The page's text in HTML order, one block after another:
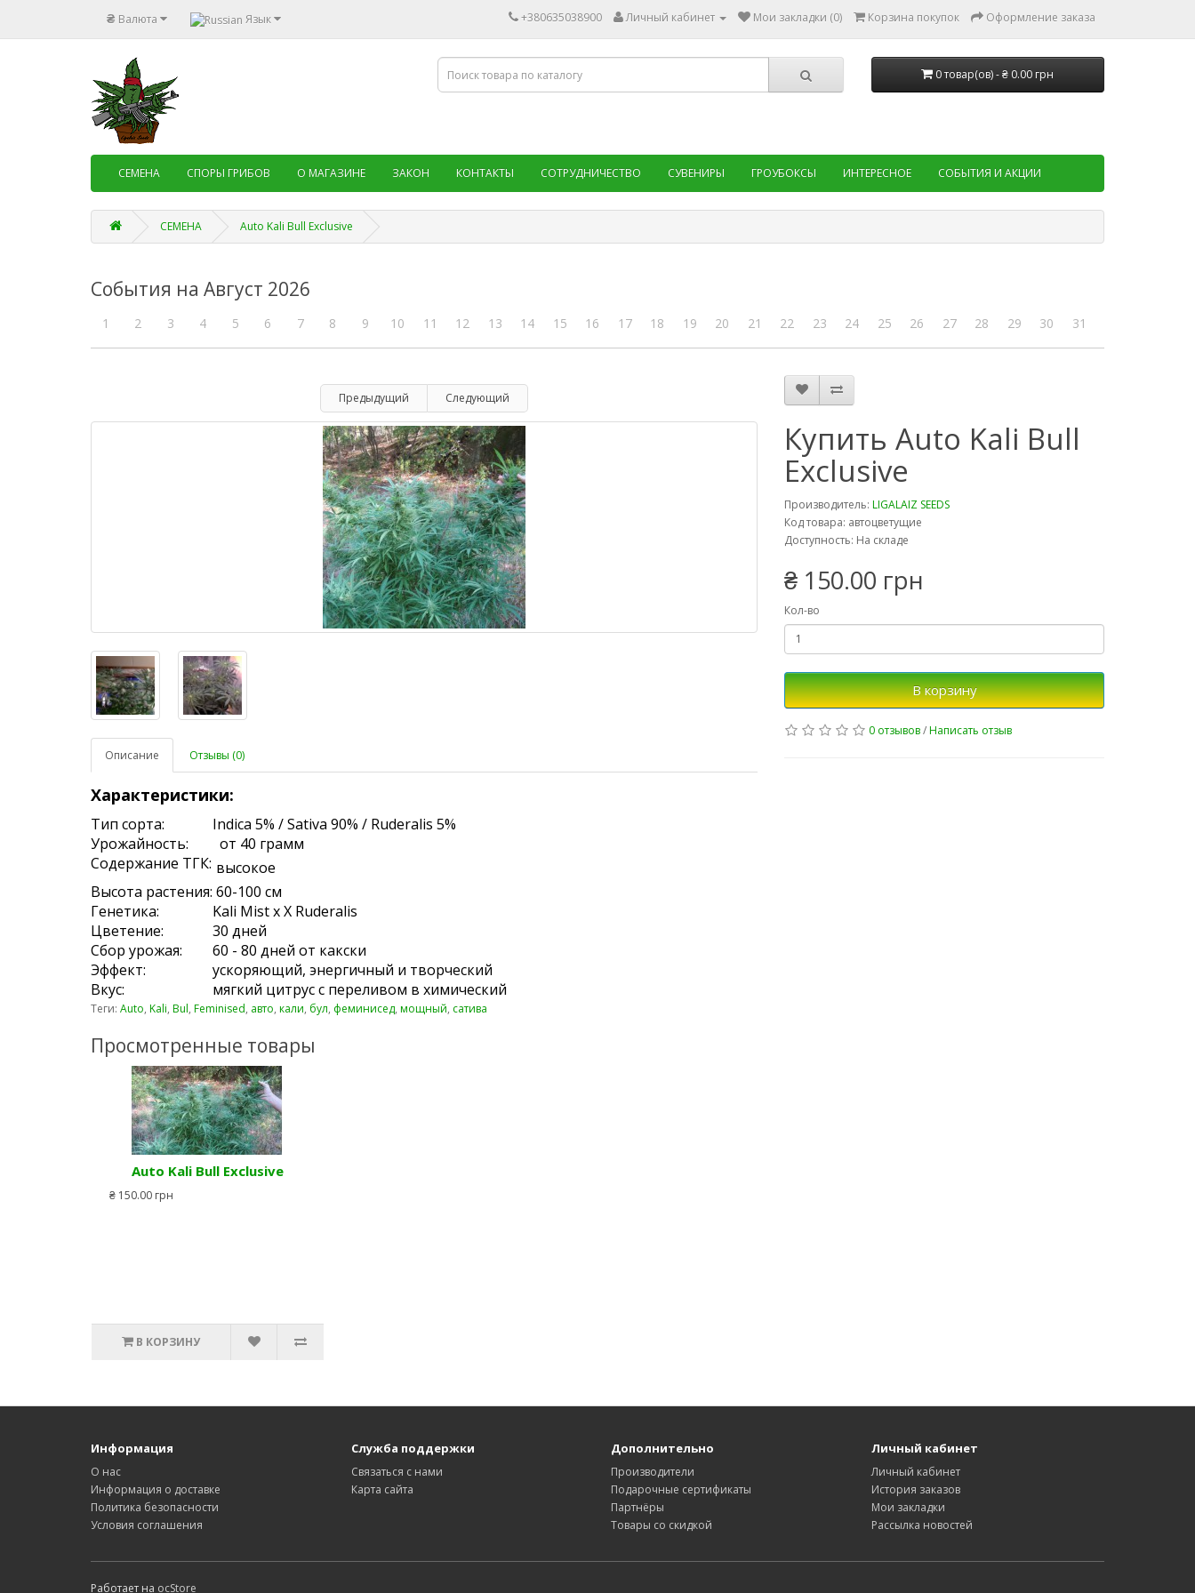
₴ Валюта Язык +380635038900 Личный кабинет Мои закладки (0) Корзина покупок Оформление заказа
0 товар(ов) - ₴ 0.00 грн
СЕМЕНА СПОРЫ ГРИБОВ О МАГАЗИНЕ ЗАКОН КОНТАКТЫ СОТРУДНИЧЕСТВО СУВЕНИРЫ ГРОУБОКСЫ ИНТЕРЕСНОЕ СОБЫТИЯ И АКЦИИ
СЕМЕНА Auto Kali Bull Exclusive
События на Август 2026
1 2 3 4 5 6 7 8 9 10 11 12 13 14 15 16 17 18 19 20 21 22 23 24 25 26 27 28 29 30 31
Предыдущий Следующий
Описание Отзывы (0)
Характеристики:
Тип сорта:
Indica 5% / Sativa 90% / Ruderalis 5%
Урожайность:
от 40 грамм
Содержание ТГК: высокое
Высота растения: 60-100 см
Генетика:
Kali Mist x X Ruderalis
Цветение:
30 дней
Сбор урожая:
60 - 80 дней от какски
Эффект:
ускоряющий, энергичный и творческий
Вкус:
мягкий цитрус с переливом в химический
Купить Auto Kali Bull
Exclusive
Производитель: LIGALAIZ SEEDS
Код товара: автоцветущие
Доступность: На складе
₴ 150.00 грн
Кол-во
В корзину
0 отзывов/Написать отзыв
Теги: Auto, Kali, Bul, Feminised, авто, кали, бул, феминисед, мощный, сатива
Просмотренные товары
Auto Kali Bull Exclusive
₴ 150.00 грн
В КОРЗИНУ
Информация
О нас
Информация о доставке
Политика безопасности
Условия соглашения
Служба поддержки
Связаться с нами
Карта сайта
Дополнительно
Производители
Подарочные сертификаты
Партнёры
Товары со скидкой
Личный кабинет
Личный кабинет
История заказов
Мои закладки
Рассылка новостей
Работает на ocStore